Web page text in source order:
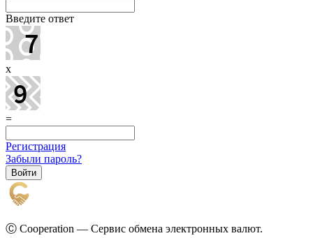
Введите ответ
x
=
Регистрация
Забыли пароль?
Ⓒ Cooperation — Сервис обмена электронных валют.